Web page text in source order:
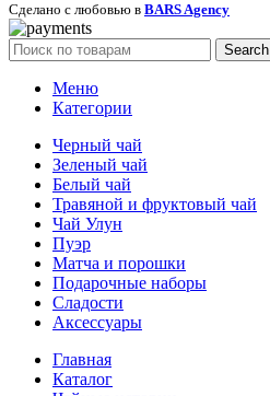
Сделано с любовью в BARS Agency
Search
Меню
Категории
Черный чай
Зеленый чай
Белый чай
Травяной и фруктовый чай
Чай Улун
Пуэр
Матча и порошки
Подарочные наборы
Сладости
Аксессуары
Главная
Каталог